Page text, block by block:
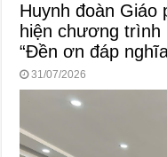
Huynh đoàn Giáo
hiện chương trình
“Đền ơn đáp
31/07/2026